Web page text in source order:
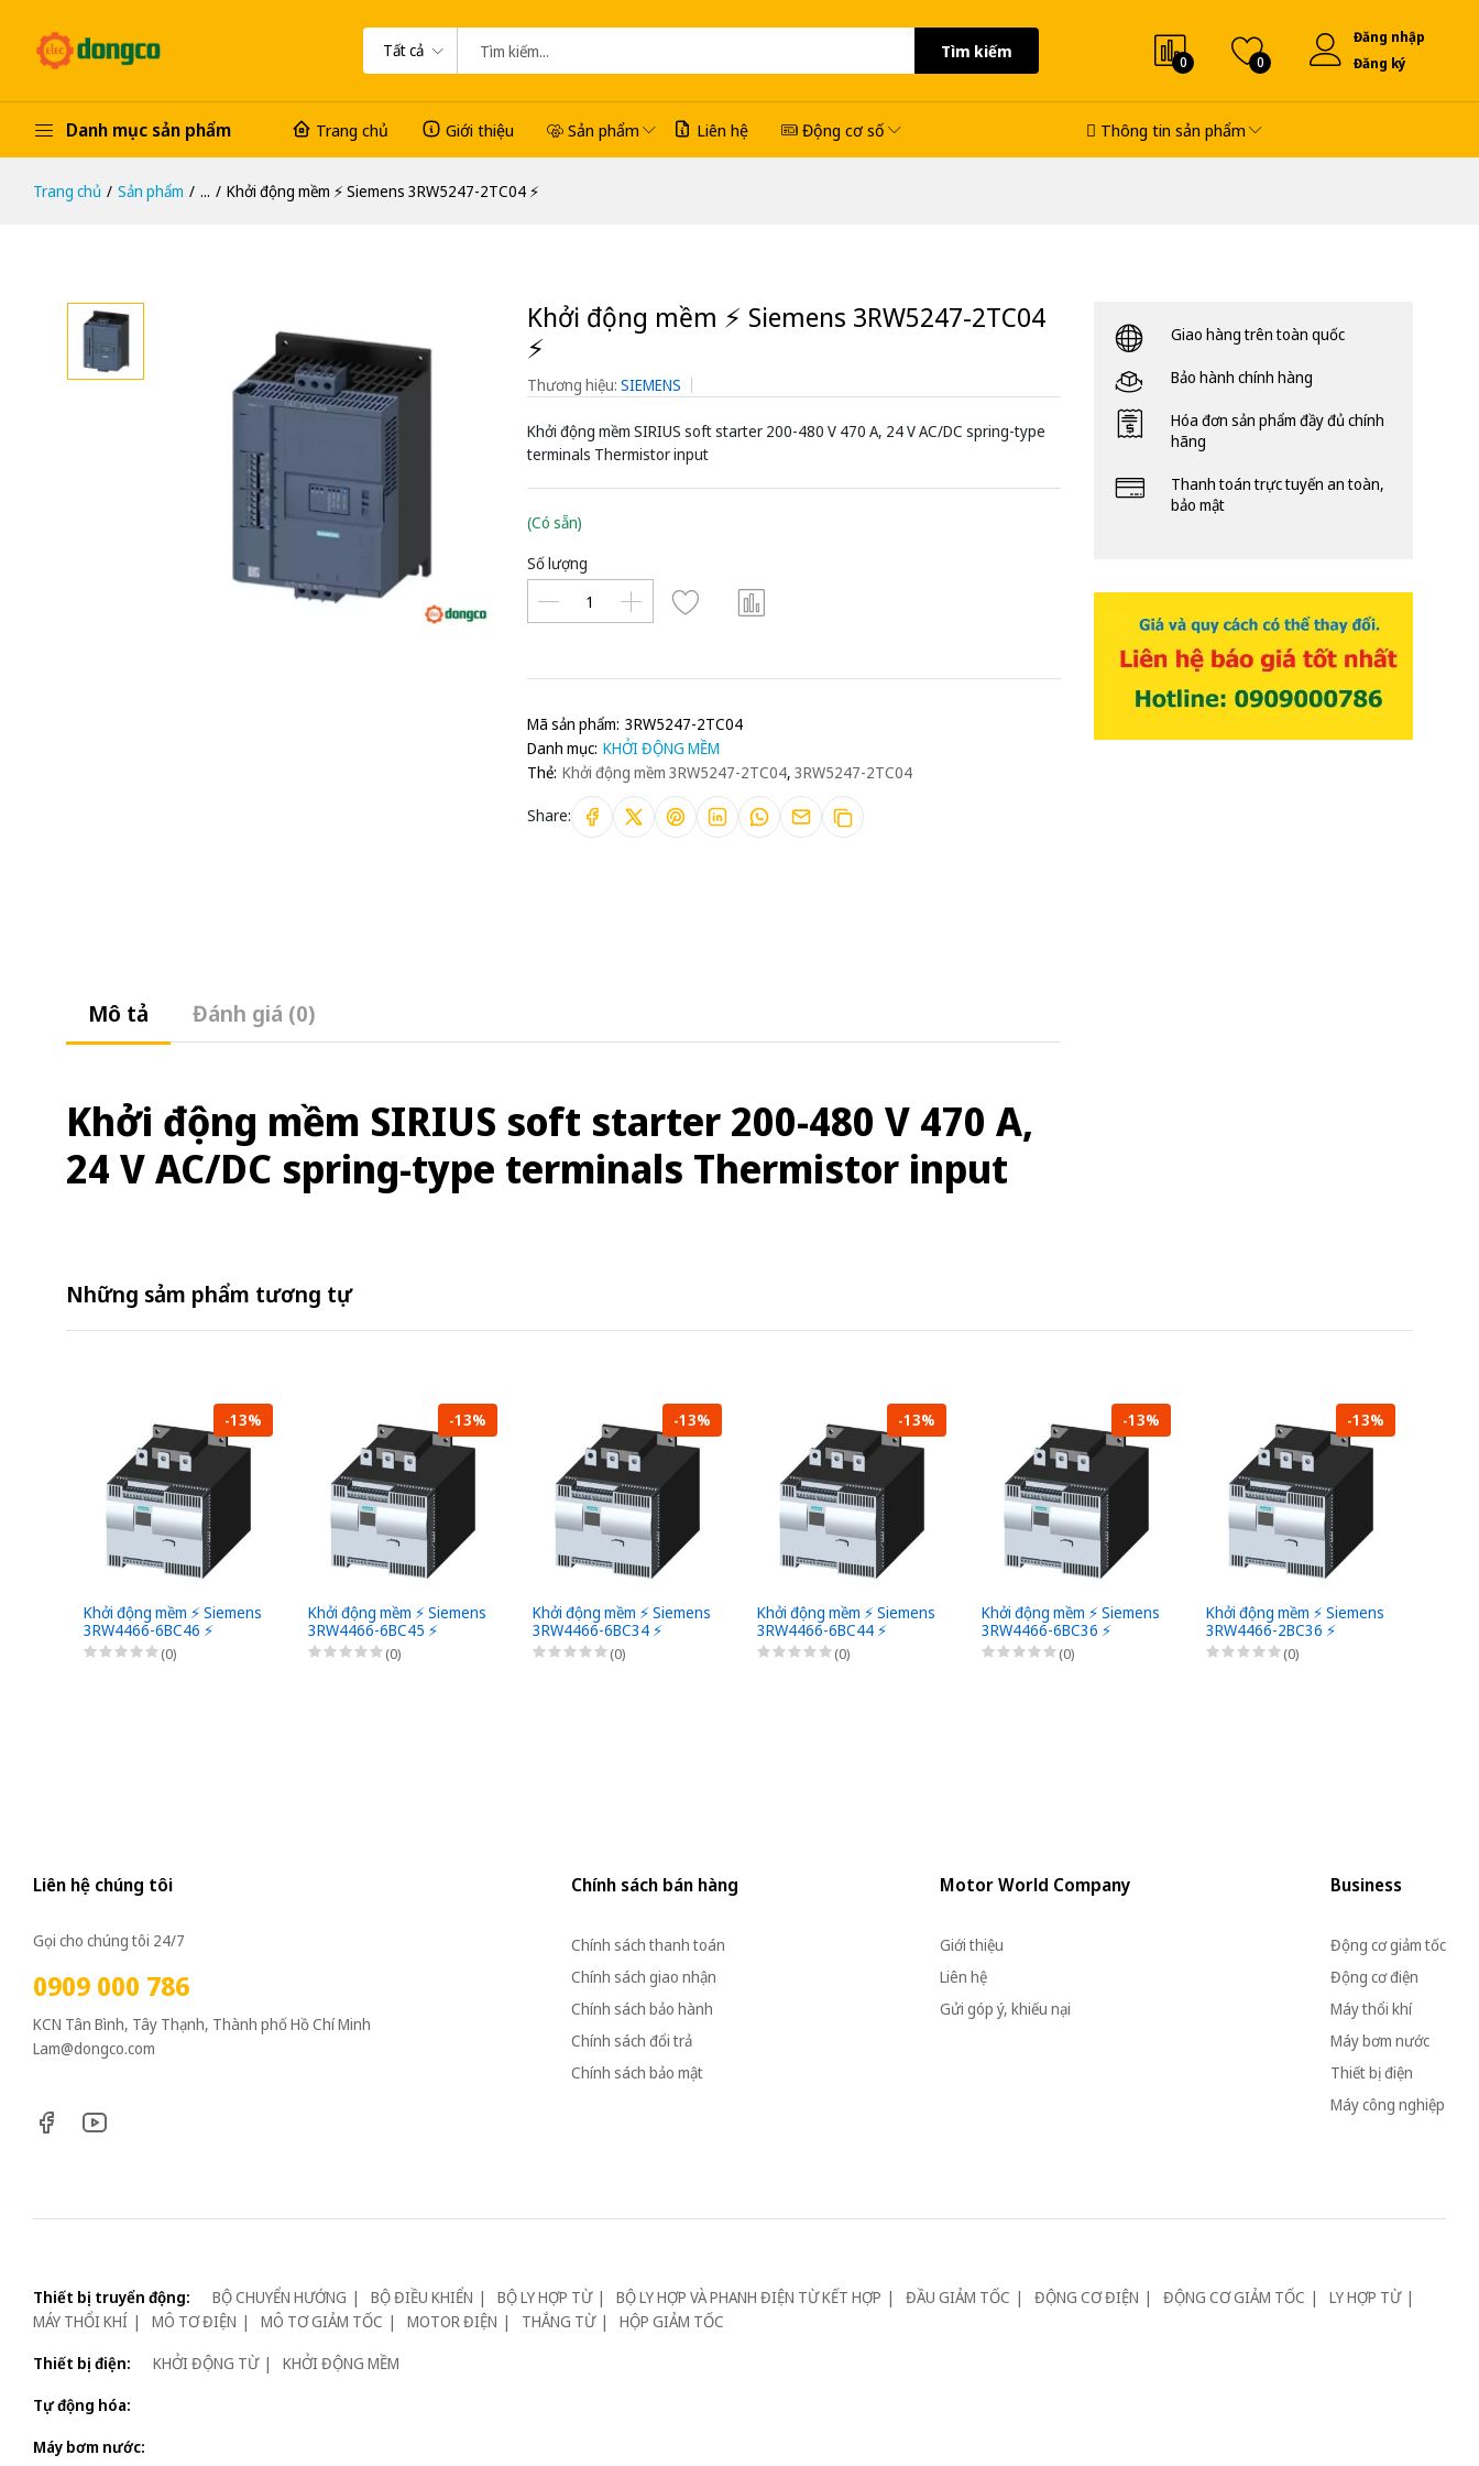
Tất cả Tìm kiếm
0 0
Đăng nhập
Đăng ký
Danh mục sản phẩm Trang chủ Giới thiệu Sản phẩm Liên hệ Động cơ số Thông tin sản phẩm
Trang chủ Sản phẩm ... Khởi động mềm ⚡️ Siemens 3RW5247-2TC04 ⚡️
Khởi động mềm ⚡️ Siemens 3RW5247-2TC04
⚡️
Thương hiệu: SIEMENS
Khởi động mềm SIRIUS soft starter 200-480 V 470 A, 24 V AC/DC spring-type
terminals Thermistor input
(Có sẵn)
Số lượng
Mã sản phẩm: 3RW5247-2TC04
Danh mục: KHỞI ĐỘNG MỀM
Thẻ: Khởi động mềm 3RW5247-2TC04, 3RW5247-2TC04
Share:
Mô tả Đánh giá (0)
Khởi động mềm SIRIUS soft starter 200-480 V 470 A,
24 V AC/DC spring-type terminals Thermistor input
Giao hàng trên toàn quốc
Bảo hành chính hàng
Hóa đơn sản phẩm đầy đủ chính
hãng
Thanh toán trực tuyến an toàn,
bảo mật
Những sảm phẩm tương tự
-13%
Khởi động mềm ⚡️ Siemens
3RW4466-6BC46 ⚡️
(0)
-13%
Khởi động mềm ⚡️ Siemens
3RW4466-6BC45 ⚡️
(0)
-13%
Khởi động mềm ⚡️ Siemens
3RW4466-6BC34 ⚡️
(0)
-13%
Khởi động mềm ⚡️ Siemens
3RW4466-6BC44 ⚡️
(0)
-13%
Khởi động mềm ⚡️ Siemens
3RW4466-6BC36 ⚡️
(0)
-13%
Khởi động mềm ⚡️ Siemens
3RW4466-2BC36 ⚡️
(0)
Liên hệ chúng tôi
Gọi cho chúng tôi 24/7
0909 000 786
KCN Tân Bình, Tây Thạnh, Thành phố Hồ Chí Minh
Lam@dongco.com
Chính sách bán hàng
Chính sách thanh toán
Chính sách giao nhận
Chính sách bảo hành
Chính sách đổi trả
Chính sách bảo mật
Motor World Company
Giới thiệu
Liên hệ
Gửi góp ý, khiếu nại
Business
Động cơ giảm tốc
Động cơ điện
Máy thổi khí
Máy bơm nước
Thiết bị điện
Máy công nghiệp
Thiết bị truyển động: BỘ CHUYỂN HƯỚNG BỘ ĐIỀU KHIỂN BỘ LY HỢP TỪ BỘ LY HỢP VÀ PHANH ĐIỆN TỪ KẾT HỢP ĐẦU GIẢM TỐC ĐỘNG CƠ ĐIỆN ĐỘNG CƠ GIẢM TỐC
LY HỢP TỪ
MÁY THỔI KHÍ
MÔ TƠ ĐIỆN MÔ TƠ GIẢM TỐC MOTOR ĐIỆN THẮNG TỪ
HỘP GIẢM TỐC
Thiết bị điện:
KHỞI ĐỘNG TỪ
KHỞI ĐỘNG MỀM
Tự động hóa:
Máy bơm nước: